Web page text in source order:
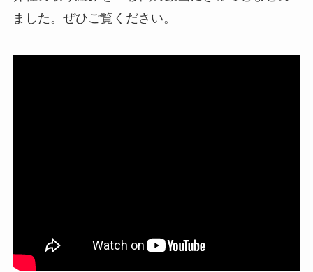
ました。ぜひご覧ください。